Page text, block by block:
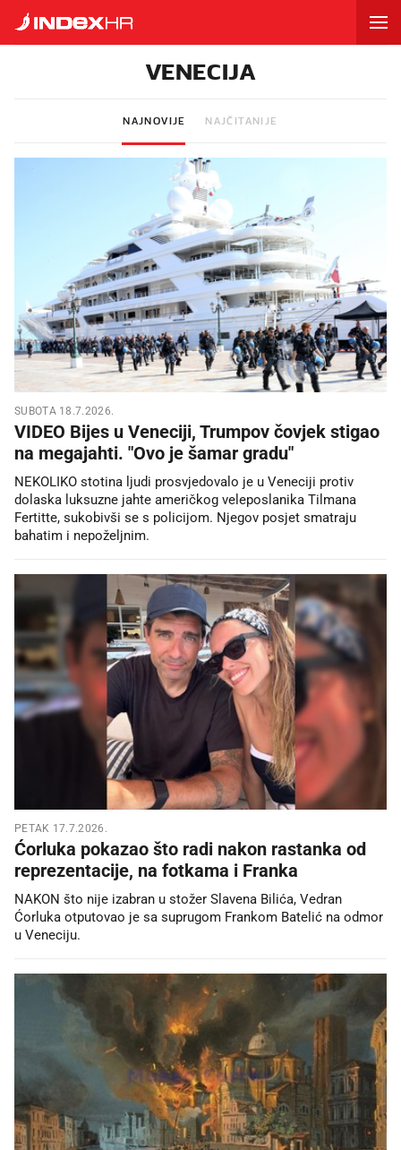
VENECIJA
NAJNOVIJE NAJČITANIJE
SUBOTA 18.7.2026.
VIDEO Bijes u Veneciji, Trumpov čovjek stigao
na megajahti. "Ovo je šamar gradu"
NEKOLIKO stotina ljudi prosvjedovalo je u Veneciji protiv
dolaska luksuzne jahte američkog veleposlanika Tilmana
Fertitte, sukobivši se s policijom. Njegov posjet smatraju
bahatim i nepoželjnim.
PETAK 17.7.2026.
Ćorluka pokazao što radi nakon rastanka od
reprezentacije, na fotkama i Franka
NAKON što nije izabran u stožer Slavena Bilića, Vedran
Ćorluka otputovao je sa suprugom Frankom Batelić na odmor
u Veneciju.